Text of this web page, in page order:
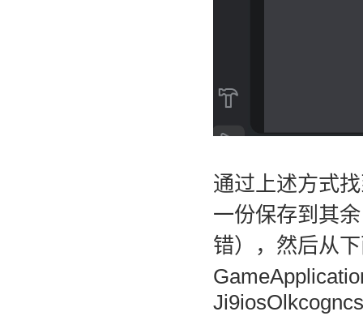
通过上述方式
一份保存到其
错），然后从